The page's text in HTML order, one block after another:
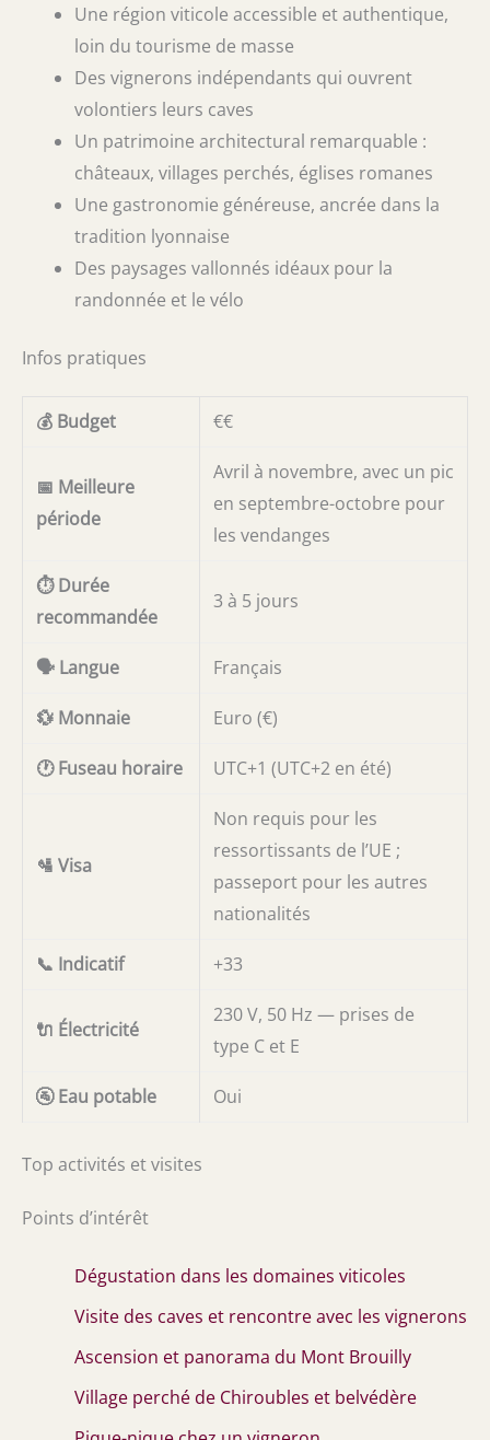
Une région viticole accessible et authentique,
loin du tourisme de masse
Des vignerons indépendants qui ouvrent
volontiers leurs caves
Un patrimoine architectural remarquable :
châteaux, villages perchés, églises romanes
Une gastronomie généreuse, ancrée dans la
tradition lyonnaise
Des paysages vallonnés idéaux pour la
randonnée et le vélo
Infos pratiques
💰 Budget €€
📅 Meilleure
période
Avril à novembre, avec un pic
en septembre-octobre pour
les vendanges
⏱️ Durée
recommandée
3 à 5 jours
🗣️ Langue Français
💱 Monnaie Euro (€)
🕐 Fuseau horaire UTC+1 (UTC+2 en été)
🛂 Visa
Non requis pour les
ressortissants de l’UE ;
passeport pour les autres
nationalités
📞 Indicatif +33
🔌 Électricité
230 V, 50 Hz — prises de
type C et E
🚰 Eau potable Oui
Top activités et visites
Points d’intérêt
Dégustation dans les domaines viticoles
Visite des caves et rencontre avec les vignerons
Ascension et panorama du Mont Brouilly
Village perché de Chiroubles et belvédère